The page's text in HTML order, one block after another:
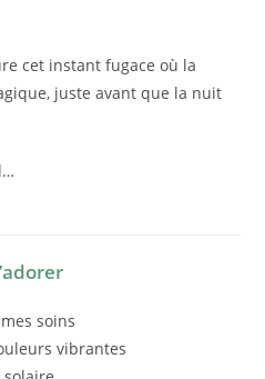
cet instant fugace où la
juste avant que la nuit
soins
vibrantes